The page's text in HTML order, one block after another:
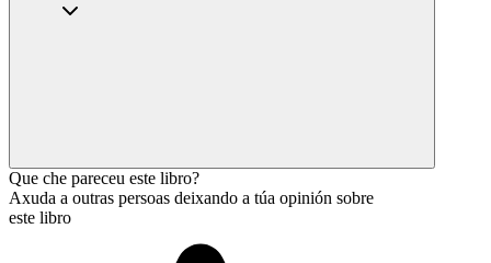
Que che pareceu este libro?
Axuda a outras persoas deixando a túa opinión sobre
este libro